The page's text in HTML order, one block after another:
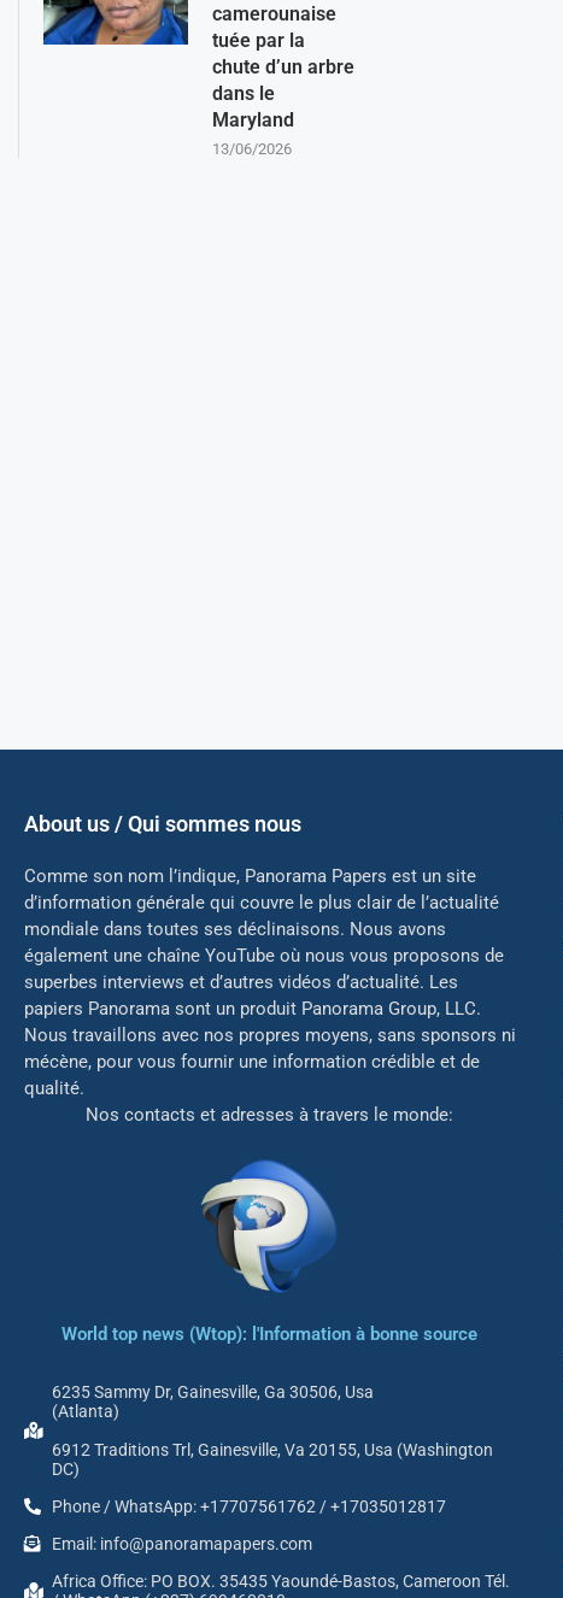
camerounaise
tuée par la
chute d’un arbre
dans le
Maryland
13/06/2026
About us / Qui sommes nous
Comme son nom l’indique, Panorama Papers est un site
d’information générale qui couvre le plus clair de l’actualité
mondiale dans toutes ses déclinaisons. Nous avons
également une chaîne YouTube où nous vous proposons de
superbes interviews et d’autres vidéos d’actualité. Les
papiers Panorama sont un produit Panorama Group, LLC.
Nous travaillons avec nos propres moyens, sans sponsors ni
mécène, pour vous fournir une information crédible et de
qualité.
Nos contacts et adresses à travers le monde:
World top news (Wtop): l'Information à bonne source
6235 Sammy Dr, Gainesville, Ga 30506, Usa
(Atlanta)
6912 Traditions Trl, Gainesville, Va 20155, Usa (Washington
DC)
Phone / WhatsApp: +17707561762 / +17035012817
Email: info@panoramapapers.com
Africa Office: PO BOX. 35435 Yaoundé-Bastos, Cameroon Tél.